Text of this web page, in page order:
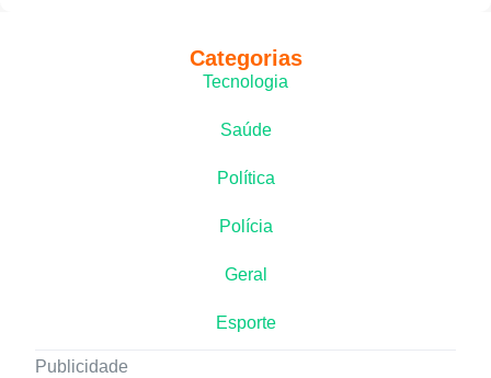
Categorias
Tecnologia
Saúde
Política
Polícia
Geral
Esporte
Publicidade